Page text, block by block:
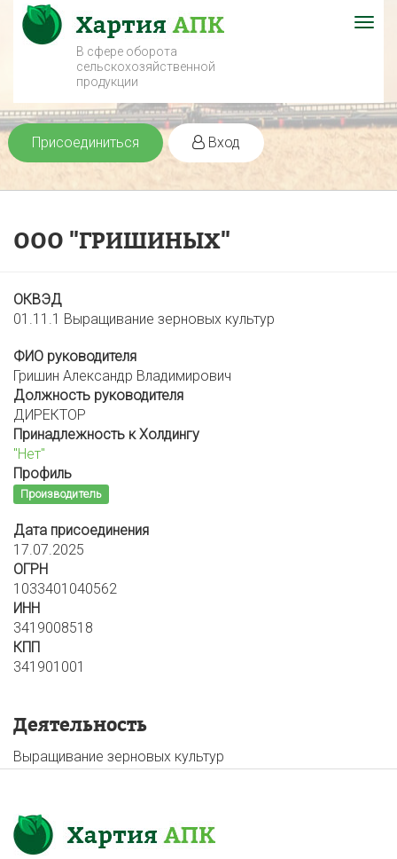
В сфере оборота
сельскохозяйственной
продукции
Присоединиться Вход
ООО "ГРИШИНЫХ"
ОКВЭД
01.11.1 Выращивание зерновых культур
ФИО руководителя
Гришин Александр Владимирович
Должность руководителя
ДИРЕКТОР
Принадлежность к Холдингу
"Нет"
Профиль
Производитель
Дата присоединения
17.07.2025
ОГРН
1033401040562
ИНН
3419008518
КПП
341901001
Деятельность
Выращивание зерновых культур